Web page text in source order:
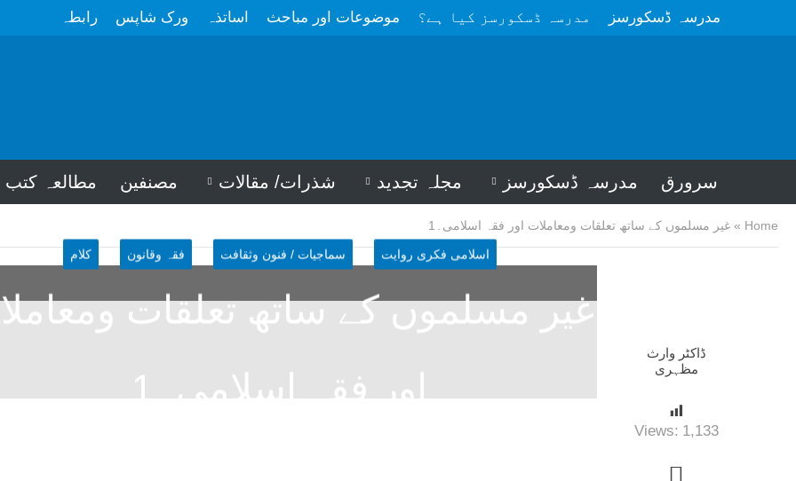
مدرسہ ڈسکورسز مدرسہ ڈسکورسز کیا ہے؟ موضوعات اور مباحث اساتذہ ورک شاپس رابطہ
سرورق مدرسہ ڈسکورسز مجلہ تجدید شذرات/ مقالات مصنفین مطالعہ کتب
Home
» غیر مسلموں کے ساتھ تعلقات ومعاملات اور فقہ اسلامی۔1
ڈاکٹر وارث
مظہری
Views: 1,133
اسلامی فکری روایت سماجیات / فنون وثقافت فقہ وقانون کلام
غیر مسلموں کے ساتھ تعلقات
اور فقہ اسلامی۔1